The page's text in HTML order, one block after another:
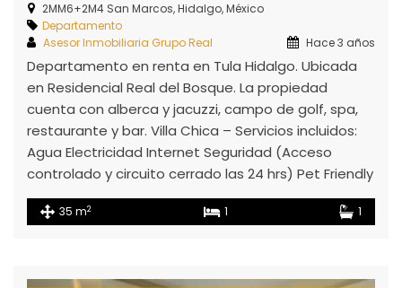
2MM6+2M4 San Marcos, Hidalgo, México
Departamento
Asesor Inmobiliaria Grupo Real
Hace 3 años
Departamento en renta en Tula Hidalgo. Ubicada
en Residencial Real del Bosque. La propiedad
cuenta con alberca y jacuzzi, campo de golf, spa,
restaurante y bar. Villa Chica – Servicios incluidos:
Agua Electricidad Internet Seguridad (Acceso
controlado y circuito cerrado las 24 hrs) Pet Friendly
35 m2 1 1